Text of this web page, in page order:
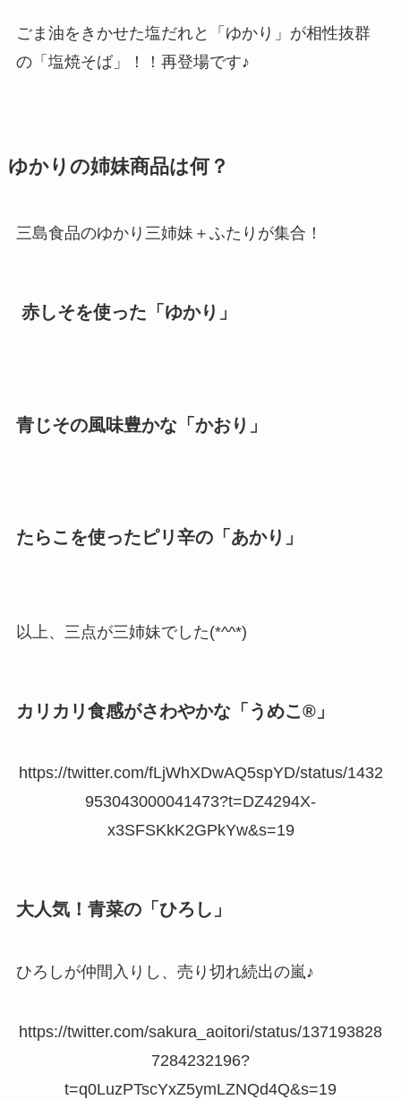
ごま油をきかせた塩だれと「ゆかり」が相性抜群
の「塩焼そば」！！再登場です♪
ゆかりの姉妹商品は何？
三島食品のゆかり三姉妹＋ふたりが集合！
赤しそを使った「ゆかり」
青じその風味豊かな「かおり」
たらこを使ったピリ辛の「あかり」
以上、三点が三姉妹でした(*^^*)
カリカリ食感がさわやかな「うめこ®」
https://twitter.com/fLjWhXDwAQ5spYD/status/1432
953043000041473?t=DZ4294X-
x3SFSKkK2GPkYw&s=19
大人気！青菜の「ひろし」
ひろしが仲間入りし、売り切れ続出の嵐♪
https://twitter.com/sakura_aoitori/status/137193828
7284232196?
t=q0LuzPTscYxZ5ymLZNQd4Q&s=19